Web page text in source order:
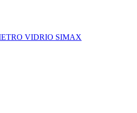
VIDRIO SIMAX